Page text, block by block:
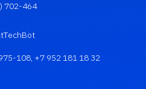
702-464
108, +7 952 181 18 32